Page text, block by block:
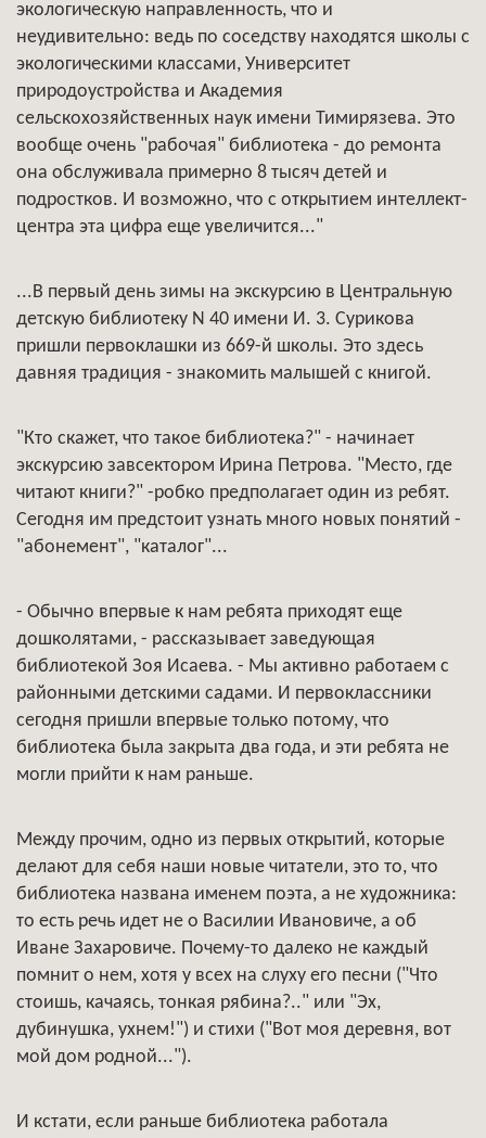
экологическую направленность, что и
неудивительно: ведь по соседству находятся школы с
экологическими классами, Университет
природоустройства и Академия
сельскохозяйственных наук имени Тимирязева. Это
вообще очень "рабочая" библиотека - до ремонта
она обслуживала примерно 8 тысяч детей и
подростков. И возможно, что с открытием интеллект-
центра эта цифра еще увеличится..."
...В первый день зимы на экскурсию в Центральную
детскую библиотеку N 40 имени И. 3. Сурикова
пришли первоклашки из 669-й школы. Это здесь
давняя традиция - знакомить малышей с книгой.
"Кто скажет, что такое библиотека?" - начинает
экскурсию завсектором Ирина Петрова. "Место, где
читают книги?" -робко предполагает один из ребят.
Сегодня им предстоит узнать много новых понятий -
"абонемент", "каталог"...
- Обычно впервые к нам ребята приходят еще
дошколятами, - рассказывает заведующая
библиотекой Зоя Исаева. - Мы активно работаем с
районными детскими садами. И первоклассники
сегодня пришли впервые только потому, что
библиотека была закрыта два года, и эти ребята не
могли прийти к нам раньше.
Между прочим, одно из первых открытий, которые
делают для себя наши новые читатели, это то, что
библиотека названа именем поэта, а не художника:
то есть речь идет не о Василии Ивановиче, а об
Иване Захаровиче. Почему-то далеко не каждый
помнит о нем, хотя у всех на слуху его песни ("Что
стоишь, качаясь, тонкая рябина?.." или "Эх,
дубинушка, ухнем!") и стихи ("Вот моя деревня, вот
мой дом родной...").
И кстати, если раньше библиотека работала